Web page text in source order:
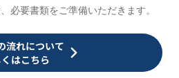
必要書類をご準備いただきます。
流れについて
はこちら